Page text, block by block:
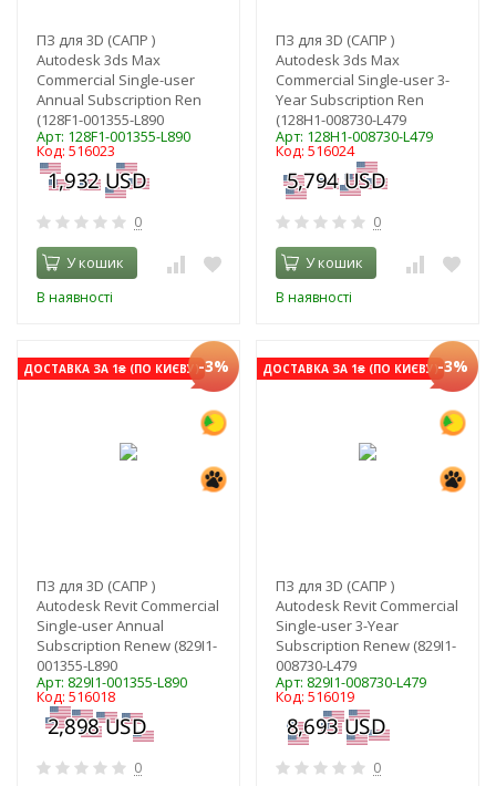
ПЗ для 3D (САПР )
Autodesk 3ds Max
Commercial Single-user
Annual Subscription Ren
(128F1-001355-L890
Арт: 128F1-001355-L890
Код: 516023
0
У кошик
В наявності
ПЗ для 3D (САПР )
Autodesk 3ds Max
Commercial Single-user 3-
Year Subscription Ren
(128H1-008730-L479
Арт: 128H1-008730-L479
Код: 516024
0
У кошик
В наявності
ДОСТАВКА ЗА 1₴ (ПО КИЄВУ)-3%
ПЗ для 3D (САПР )
Autodesk Revit Commercial
Single-user Annual
Subscription Renew (829I1-
001355-L890
Арт: 829I1-001355-L890
Код: 516018
0
ДОСТАВКА ЗА 1₴ (ПО КИЄВУ)-3%
ПЗ для 3D (САПР )
Autodesk Revit Commercial
Single-user 3-Year
Subscription Renew (829I1-
008730-L479
Арт: 829I1-008730-L479
Код: 516019
0